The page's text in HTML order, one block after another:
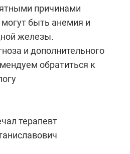
причинами
быть анемия и
железы.
и дополнительного
обратиться к
терапевт